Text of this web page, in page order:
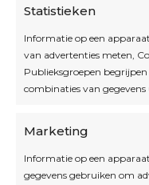
Statistieken
Informatie op een
van advertenties meten,
Publieksgroepen
combinaties van
Marketing
Informatie op een
gegevens gebruiken om
Blijf op de